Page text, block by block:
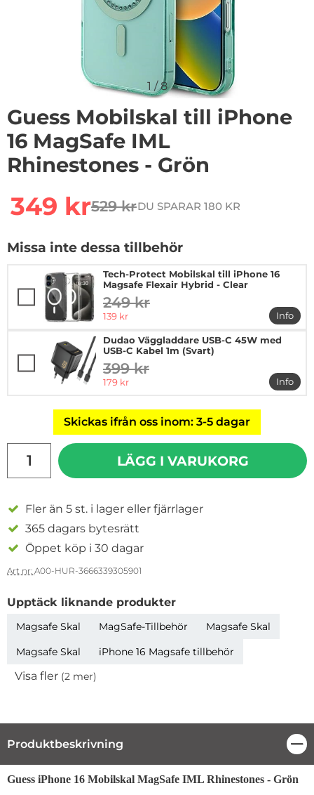
1 /8
Guess Mobilskal till iPhone
16 MagSafe IML
Rhinestones - Grön
rea pris
349 krtidigare pris
529 krDU SPARAR 180 KR
Missa inte dessa tillbehör
Tech-Protect Mobilskal till iPhone 16
Magsafe Flexair Hybrid - Clear
tidigare pris
249 kr
rea pris
139 kr
Info
mer
Dudao Väggladdare USB-C 45W med
USB-C Kabel 1m (Svart)
tidigare pris
399 kr
rea pris
179 kr
Info
mer
Skickas ifrån oss inom: 3-5 dagar
LÄGG I VARUKORG
Fler än 5 st. i lager eller fjärrlager
365 dagars bytesrätt
Öppet köp i 30 dagar
Art nr: A00-HUR-3666339305901
Upptäck liknande produkter
Magsafe Skal MagSafe-Tillbehör
Magsafe Skal
Magsafe Skal
iPhone 16 Magsafe tillbehör
Visa fler (2 mer)
Produktbeskrivning
Produktbeskrivning
Guess iPhone 16 Mobilskal MagSafe IML Rhinestones - Grön